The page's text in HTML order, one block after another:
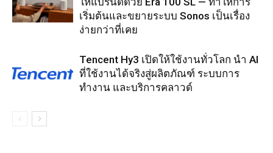
เริ่มต้นและขยายระบบ Sonos เป็นเรื่อง
ง่ายกว่าที่เคย
Tencent Hy3 เปิดให้ใช้งานทั่วโลก นำ AI
ที่ใช้งานได้จริงสู่ผลิตภัณฑ์ ระบบการ
ทำงาน และบริการคลาวด์